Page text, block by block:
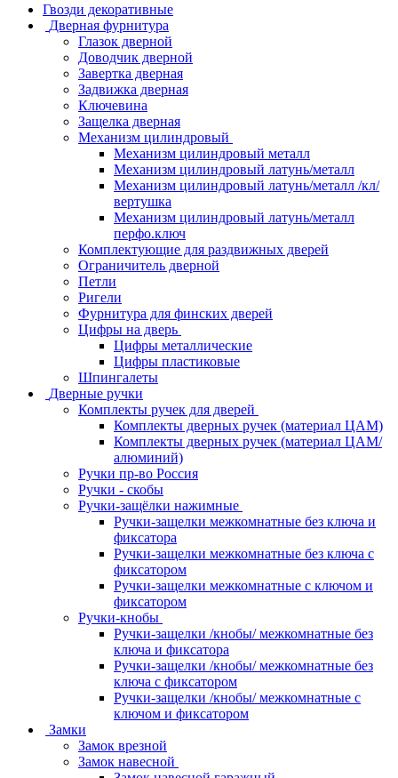
Гвозди декоративные
Дверная фурнитура
Глазок дверной
Доводчик дверной
Завертка дверная
Задвижка дверная
Ключевина
Защелка дверная
Механизм цилиндровый
Механизм цилиндровый металл
Механизм цилиндровый латунь/металл
Механизм цилиндровый латунь/металл /кл/
вертушка
Механизм цилиндровый латунь/металл
перфо.ключ
Комплектующие для раздвижных дверей
Ограничитель дверной
Петли
Ригели
Фурнитура для финских дверей
Цифры на дверь
Цифры металлические
Цифры пластиковые
Шпингалеты
Дверные ручки
Комплекты ручек для дверей
Комплекты дверных ручек (материал ЦАМ)
Комплекты дверных ручек (материал ЦАМ/
алюминий)
Ручки пр-во Россия
Ручки - скобы
Ручки-защёлки нажимные
Ручки-защелки межкомнатные без ключа и
фиксатора
Ручки-защелки межкомнатные без ключа с
фиксатором
Ручки-защелки межкомнатные с ключом и
фиксатором
Ручки-кнобы
Ручки-защелки /кнобы/ межкомнатные без
ключа и фиксатора
Ручки-защелки /кнобы/ межкомнатные без
ключа с фиксатором
Ручки-защелки /кнобы/ межкомнатные с
ключом и фиксатором
Замки
Замок врезной
Замок навесной